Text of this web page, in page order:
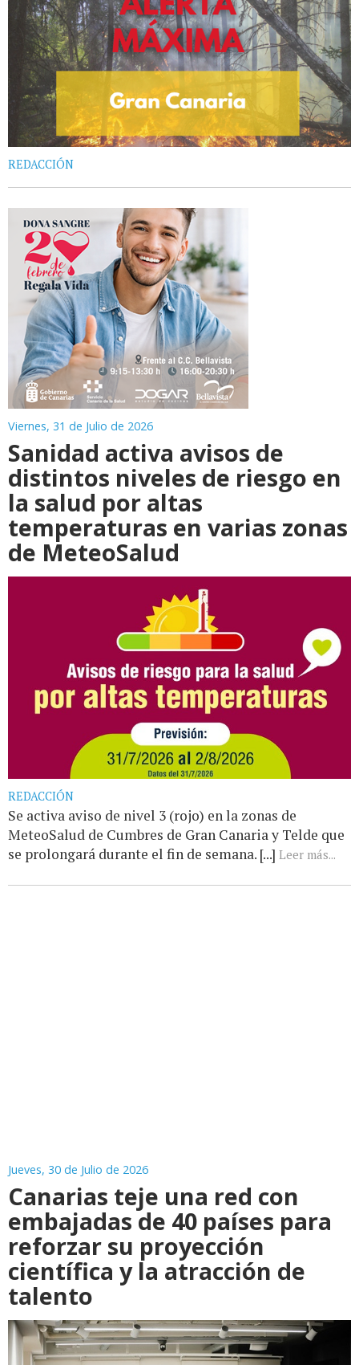
REDACCIÓN
Viernes, 31 de Julio de 2026
Sanidad activa avisos de
distintos niveles de riesgo en
la salud por altas
temperaturas en varias zonas
de MeteoSalud
REDACCIÓN
Se activa aviso de nivel 3 (rojo) en la zonas de
MeteoSalud de Cumbres de Gran Canaria y Telde que
se prolongará durante el fin de semana. [...] Leer más...
Jueves, 30 de Julio de 2026
Canarias teje una red con
embajadas de 40 países para
reforzar su proyección
científica y la atracción de
talento